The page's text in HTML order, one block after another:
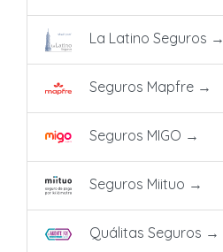
La Latino Seguros →
Seguros Mapfre →
Seguros MIGO →
Seguros Miituo →
Quálitas Seguros →